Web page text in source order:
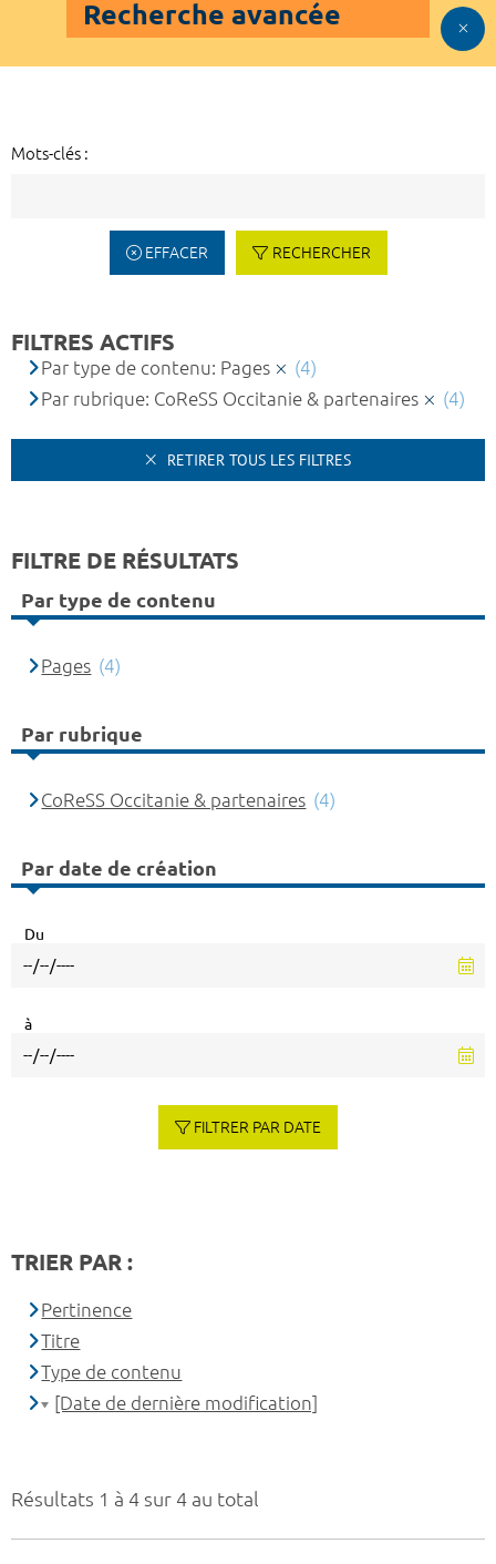
Recherche avancée
Mots-clés :
EFFACER RECHERCHER
Résultats 1 à 4 sur 4 au total
FILTRES ACTIFS
Par type de contenu: Pages
(4)
Par rubrique: CoReSS Occitanie & partenaires
(4)
RETIRER TOUS LES FILTRES
FILTRE DE RÉSULTATS
Par type de contenu
Pages (4)
Par rubrique
CoReSS Occitanie & partenaires (4)
Par date de création
Du
à
FILTRER PAR DATE
TRIER PAR :
Pertinence
Titre
Type de contenu
[Date de dernière modification]